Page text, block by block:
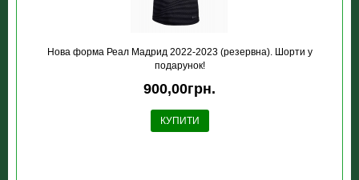
Нова форма Реал Мадрид 2022-2023 (резервна). Шорти у
подарунок!
900,00грн.
КУПИТИ